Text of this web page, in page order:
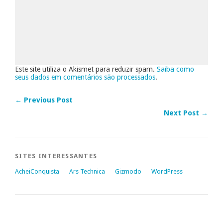
Este site utiliza o Akismet para reduzir spam. Saiba como
seus dados em comentários são processados.
← Previous Post
Next Post →
SITES INTERESSANTES
AcheiConquista Ars Technica Gizmodo WordPress